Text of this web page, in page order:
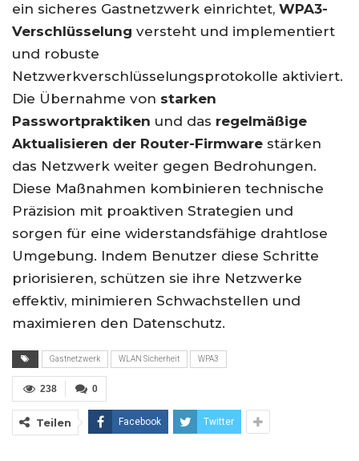
ein sicheres Gastnetzwerk einrichtet, WPA3-
Verschlüsselung versteht und implementiert
und robuste
Netzwerkverschlüsselungsprotokolle aktiviert.
Die Übernahme von starken
Passwortpraktiken und das regelmäßige
Aktualisieren der Router-Firmware stärken
das Netzwerk weiter gegen Bedrohungen.
Diese Maßnahmen kombinieren technische
Präzision mit proaktiven Strategien und
sorgen für eine widerstandsfähige drahtlose
Umgebung. Indem Benutzer diese Schritte
priorisieren, schützen sie ihre Netzwerke
effektiv, minimieren Schwachstellen und
maximieren den Datenschutz.
Gastnetzwerk WLAN Sicherheit WPA3
0
238
Teilen Facebook Twitter